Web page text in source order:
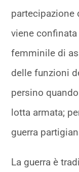
partecipazione
viene
femminile di
delle funzioni
persino
lotta armata;
guerra
La guerra è